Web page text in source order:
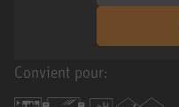
Convient pour: